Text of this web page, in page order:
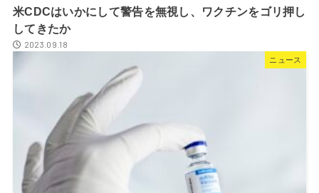
米CDCはいかにして警告を無視し、ワクチンをゴリ押し
してきたか
2023.09.18
ニュース